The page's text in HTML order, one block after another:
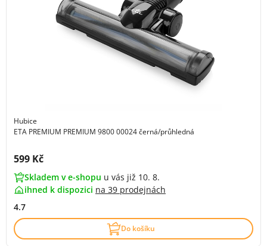
Hubice
ETA PREMIUM PREMIUM 9800 00024 černá/průhledná
Cena s DPH:
599 Kč
Skladem v e-shopu u vás již 10. 8.
ihned k dispozici na 39 prodejnách
4.7
Do košíku